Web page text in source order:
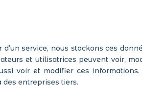
service, nous stockons ces
et utilisatrices peuvent voir,
voir et modifier ces informations.
entreprises tiers.